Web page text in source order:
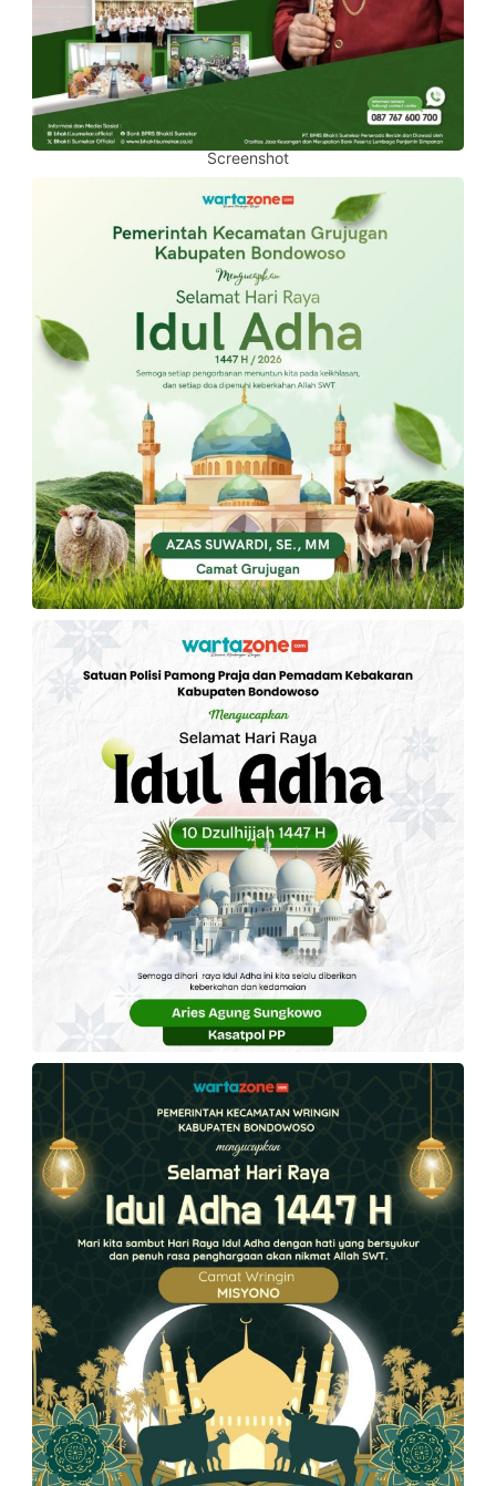
Screenshot